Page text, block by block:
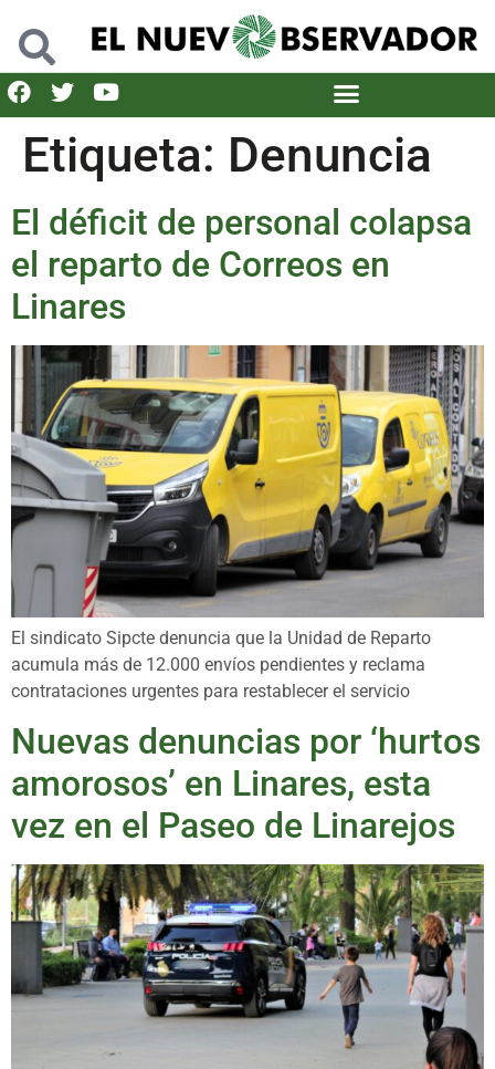
Etiqueta: Denuncia
El déficit de personal colapsa
el reparto de Correos en
Linares
El sindicato Sipcte denuncia que la Unidad de Reparto
acumula más de 12.000 envíos pendientes y reclama
contrataciones urgentes para restablecer el servicio
Nuevas denuncias por ‘hurtos
amorosos’ en Linares, esta
vez en el Paseo de Linarejos